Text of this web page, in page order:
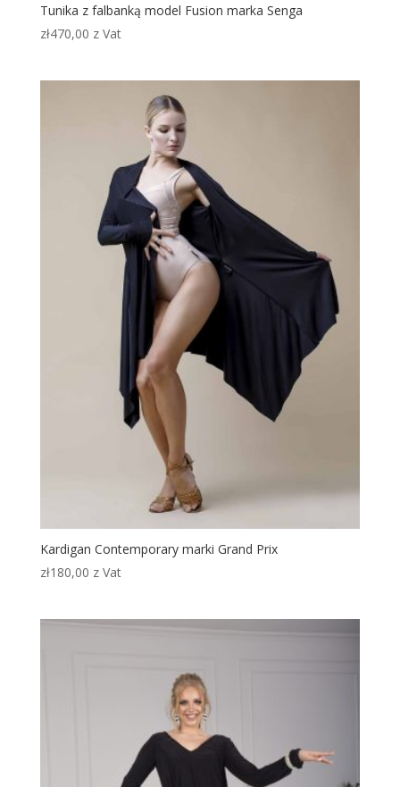
Tunika z falbanką model Fusion marka Senga
zł470,00 z Vat
Kardigan Contemporary marki Grand Prix
zł180,00 z Vat